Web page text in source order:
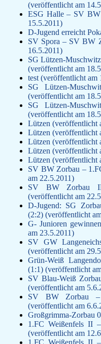
(veröffentlicht am
ESG Halle – SV
15.5.2011)
D-Jugend erreicht
SV Spora – SV BW
16.5.2011)
SG Lützen-
(veröffentlicht am
test (veröffentlicht am
SG Lützen-
(veröffentlicht am
SG Lützen-
(veröffentlicht am
Lützen (veröffentlicht
Lützen (veröffentlicht
Lützen (veröffentlicht
Lützen (veröffentlicht
Lützen (veröffentlicht
SV BW Zorbau –
am 22.5.2011)
SV BW Zorbau
(veröffentlicht am
D-Jugend: SG
(2:2) (veröffentlicht
G- Junioren
am 23.5.2011)
SV GW
(veröffentlicht am
Grün-Weiß
(1:1) (veröffentlicht
SV Blau-Weiß
(veröffentlicht am
SV BW Zorbau
(veröffentlicht am
Großgrimma-Zorbau
1.FC Weißenfels II
(veröffentlicht am
1.FC Weißenfels II